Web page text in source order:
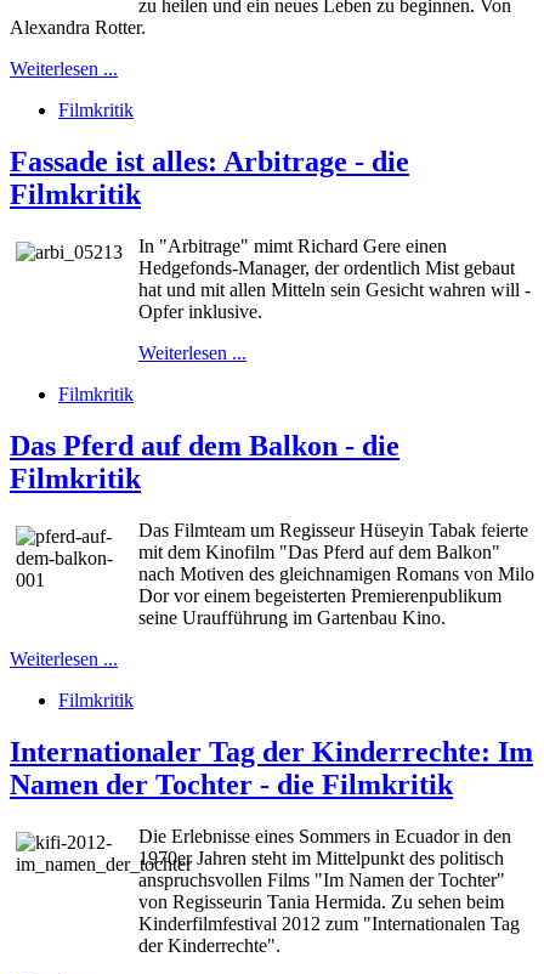
zu heilen und ein neues Leben zu beginnen. Von
Alexandra Rotter.
Weiterlesen ...
Filmkritik
Fassade ist alles: Arbitrage - die
Filmkritik
In "Arbitrage" mimt Richard Gere einen
Hedgefonds-Manager, der ordentlich Mist gebaut
hat und mit allen Mitteln sein Gesicht wahren will -
Opfer inklusive.
Weiterlesen ...
Filmkritik
Das Pferd auf dem Balkon - die
Filmkritik
Das Filmteam um Regisseur Hüseyin Tabak feierte
mit dem Kinofilm "Das Pferd auf dem Balkon"
nach Motiven des gleichnamigen Romans von Milo
Dor vor einem begeisterten Premierenpublikum
seine Uraufführung im Gartenbau Kino.
Weiterlesen ...
Filmkritik
Internationaler Tag der Kinderrechte: Im
Namen der Tochter - die Filmkritik
Die Erlebnisse eines Sommers in Ecuador in den
1970er Jahren steht im Mittelpunkt des politisch
anspruchsvollen Films "Im Namen der Tochter"
von Regisseurin Tania Hermida. Zu sehen beim
Kinderfilmfestival 2012 zum "Internationalen Tag
der Kinderrechte".